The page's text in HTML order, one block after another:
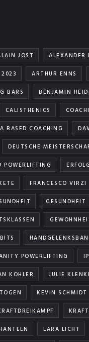
JOST ALEXANDER
2023
ARTHUR ENNS
BARS
BENJAMIN
CALISTHENICS
BASED COACHING
DEUTSCHE
POWERLIFTING
ERFOLG
FRANCESCO VIRZI
GESUNDHEIT
POWERLIFTING
KOHLER
JULIE
KEVIN SCHMIDT
LARA LICHT